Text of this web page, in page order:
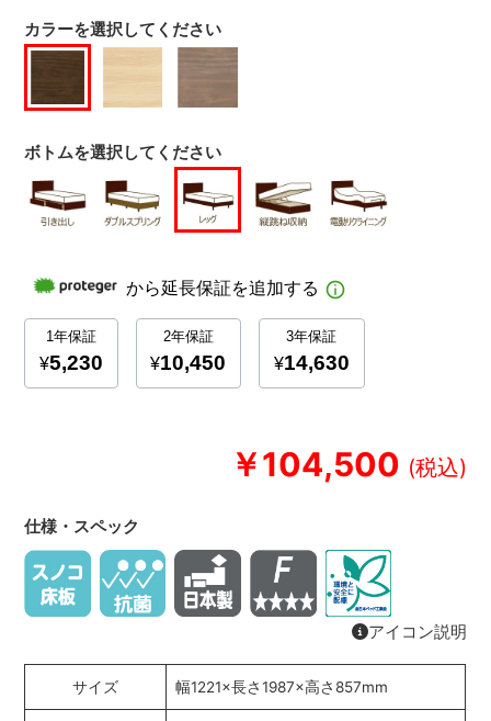
￥104,500
カラーを選択してください
ボトムを選択してください
仕様・スペック
アイコン説明
サイズ 幅1221×長さ1987×高さ857mm